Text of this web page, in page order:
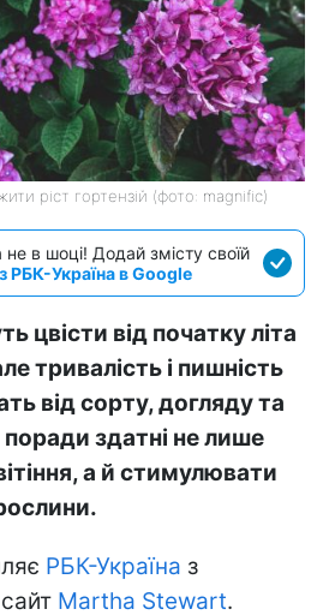
ріст гортензій (фото: magnific)
не в шоці! Додай змісту своїй
РБК-Україна в Google
цвісти від початку літа
тривалість і пишність
від сорту, догляду та
здатні не лише
а й стимулювати
РБК-Україна з
Martha Stewart.